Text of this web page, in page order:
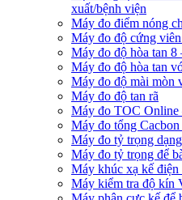
xuất/bệnh viện
Máy đo điểm nóng
Máy đo độ cứng
Máy đo độ hòa tan 8
Máy đo độ hòa tan
Máy đo độ mài mòn
Máy đo độ tan rã
Máy đo TOC
Máy đo tổng
Máy đo tỷ trọng
Máy đo tỷ trọng để
Máy khúc xạ kế điện
Máy kiểm tra độ